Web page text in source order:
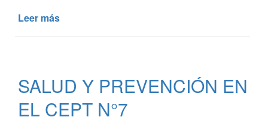
Leer más
EL
CONSEJO
REGIONAL
SALUD Y PREVENCIÓN EN
EL CEPT N°7